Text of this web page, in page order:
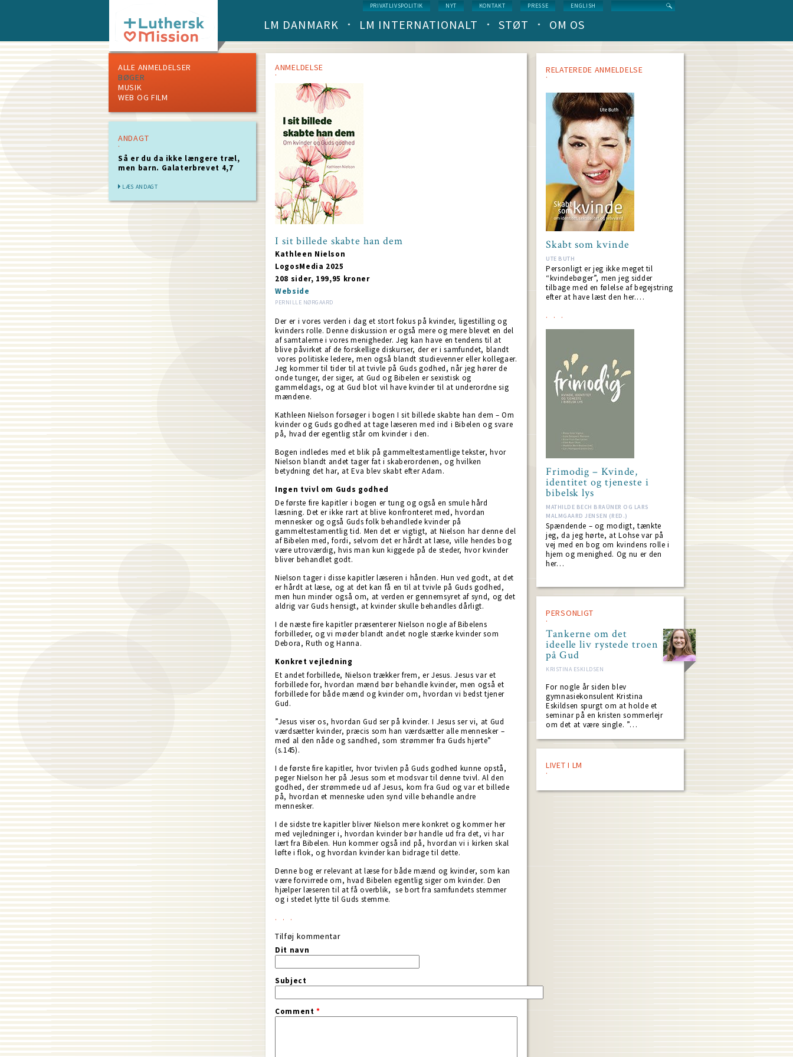
Service
menu
PRIVATLIVSPOLITIK NYT KONTAKT PRESSE ENGLISH
Main
(level
1)
LM DANMARK LM INTERNATIONALT STØT OM OS
ALLE ANMELDELSER
BØGER
MUSIK
WEB OG FILM
ANDAGT
Så er du da ikke længere træl,
men barn. Galaterbrevet 4,7
LÆS ANDAGT
ANMELDELSE
I sit billede skabte han dem
Kathleen Nielson
LogosMedia 2025
208 sider, 199,95 kroner
Webside
PERNILLE NØRGAARD
Der er i vores verden i dag et stort fokus på kvinder, ligestilling og
kvinders rolle. Denne diskussion er også mere og mere blevet en del
af samtalerne i vores menigheder. Jeg kan have en tendens til at
blive påvirket af de forskellige diskurser, der er i samfundet, blandt
vores politiske ledere, men også blandt studievenner eller kollegaer.
Jeg kommer til tider til at tvivle på Guds godhed, når jeg hører de
onde tunger, der siger, at Gud og Bibelen er sexistisk og
gammeldags, og at Gud blot vil have kvinder til at underordne sig
mændene.
Kathleen Nielson forsøger i bogen I sit billede skabte han dem – Om
kvinder og Guds godhed at tage læseren med ind i Bibelen og svare
på, hvad der egentlig står om kvinder i den.
Bogen indledes med et blik på gammeltestamentlige tekster, hvor
Nielson blandt andet tager fat i skaberordenen, og hvilken
betydning det har, at Eva blev skabt efter Adam.
Ingen tvivl om Guds godhed
De første fire kapitler i bogen er tung og også en smule hård
læsning. Det er ikke rart at blive konfronteret med, hvordan
mennesker og også Guds folk behandlede kvinder på
gammeltestamentlig tid. Men det er vigtigt, at Nielson har denne del
af Bibelen med, fordi, selvom det er hårdt at læse, ville hendes bog
være utroværdig, hvis man kun kiggede på de steder, hvor kvinder
bliver behandlet godt.
Nielson tager i disse kapitler læseren i hånden. Hun ved godt, at det
er hårdt at læse, og at det kan få en til at tvivle på Guds godhed,
men hun minder også om, at verden er gennemsyret af synd, og det
aldrig var Guds hensigt, at kvinder skulle behandles dårligt.
I de næste fire kapitler præsenterer Nielson nogle af Bibelens
forbilleder, og vi møder blandt andet nogle stærke kvinder som
Debora, Ruth og Hanna.
Konkret vejledning
Et andet forbillede, Nielson trækker frem, er Jesus. Jesus var et
forbillede for, hvordan mænd bør behandle kvinder, men også et
forbillede for både mænd og kvinder om, hvordan vi bedst tjener
Gud.
”Jesus viser os, hvordan Gud ser på kvinder. I Jesus ser vi, at Gud
værdsætter kvinder, præcis som han værdsætter alle mennesker –
med al den nåde og sandhed, som strømmer fra Guds hjerte”
(s.145).
I de første fire kapitler, hvor tvivlen på Guds godhed kunne opstå,
peger Nielson her på Jesus som et modsvar til denne tvivl. Al den
godhed, der strømmede ud af Jesus, kom fra Gud og var et billede
på, hvordan et menneske uden synd ville behandle andre
mennesker.
I de sidste tre kapitler bliver Nielson mere konkret og kommer her
med vejledninger i, hvordan kvinder bør handle ud fra det, vi har
lært fra Bibelen. Hun kommer også ind på, hvordan vi i kirken skal
løfte i flok, og hvordan kvinder kan bidrage til dette.
Denne bog er relevant at læse for både mænd og kvinder, som kan
være forvirrede om, hvad Bibelen egentlig siger om kvinder. Den
hjælper læseren til at få overblik, se bort fra samfundets stemmer
og i stedet lytte til Guds stemme.
Tilføj kommentar
Dit navn
Subject
Comment*
RELATEREDE ANMELDELSE
Skabt som kvinde
UTE BUTH
Personligt er jeg ikke meget til
“kvindebøger”, men jeg sidder
tilbage med en følelse af begejstring
efter at have læst den her.…
Frimodig – Kvinde,
identitet og tjeneste i
bibelsk lys
MATHILDE BECH BRAÜNER OG LARS
MALMGAARD JENSEN (RED.)
Spændende – og modigt, tænkte
jeg, da jeg hørte, at Lohse var på
vej med en bog om kvindens rolle i
hjem og menighed. Og nu er den
her…
PERSONLIGT
Tankerne om det
ideelle liv rystede troen
på Gud
KRISTINA ESKILDSEN
For nogle år siden blev
gymnasiekonsulent Kristina
Eskildsen spurgt om at holde et
seminar på en kristen sommerlejr
om det at være single. ”…
LIVET I LM